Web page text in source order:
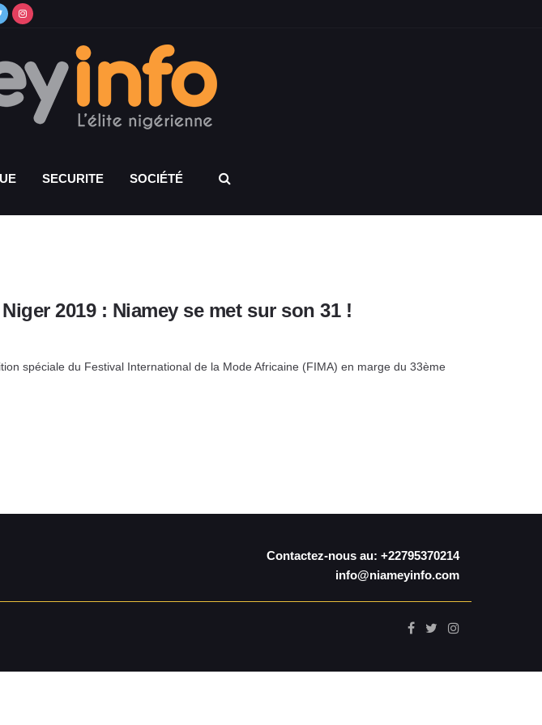
SECURITE SOCIÉTÉ
2019 : Niamey se met sur son 31 !
spéciale du Festival International de la Mode Africaine (FIMA) en marge du 33ème
Contactez-nous au: +22795370214
info@niameyinfo.com